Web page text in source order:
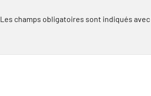
Les champs obligatoires sont indiqués avec